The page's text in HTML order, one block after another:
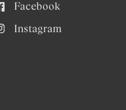
Facebook
Instagram